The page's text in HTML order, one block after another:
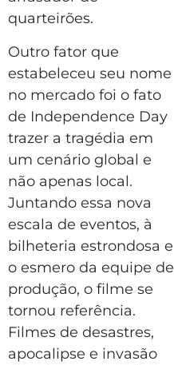
quarteirões.
Outro fator que
estabeleceu seu nome
no mercado foi o fato
de Independence Day
trazer a tragédia em
um cenário global e
não apenas local.
Juntando essa nova
escala de eventos, à
bilheteria estrondosa e
o esmero da equipe de
produção, o filme se
tornou referência.
Filmes de desastres,
apocalipse e invasão